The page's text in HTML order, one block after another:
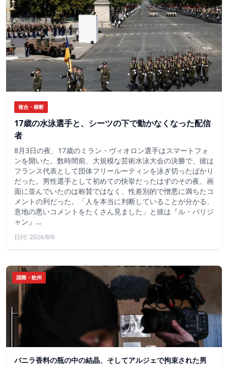
複合・横断
17歳の水泳選手と、シーツの下で動かなくなった配信
者
8月3日の夜、17歳のミラン・ヴィオロン選手はスマートフォ
ンを開いた。数時間前、大規模な芸術水泳大会の決勝で、彼は
フランス代表として団体フリールーティンを泳ぎ切ったばかり
だった。男性選手として初めての快挙だったはずのその夜、画
面に並んでいたのは称賛ではなく、性差別的で憎悪に満ちたコ
メントの列だった。「人を本当に判断していることが分かる、
意地の悪いコメントをたくさん見ました」と彼は『ル・パリジ
ャン』…
日付: 2026/8/6
国際・欧州
バニラ香料の瓶の中の結晶、そしてアルジェで拘束された男